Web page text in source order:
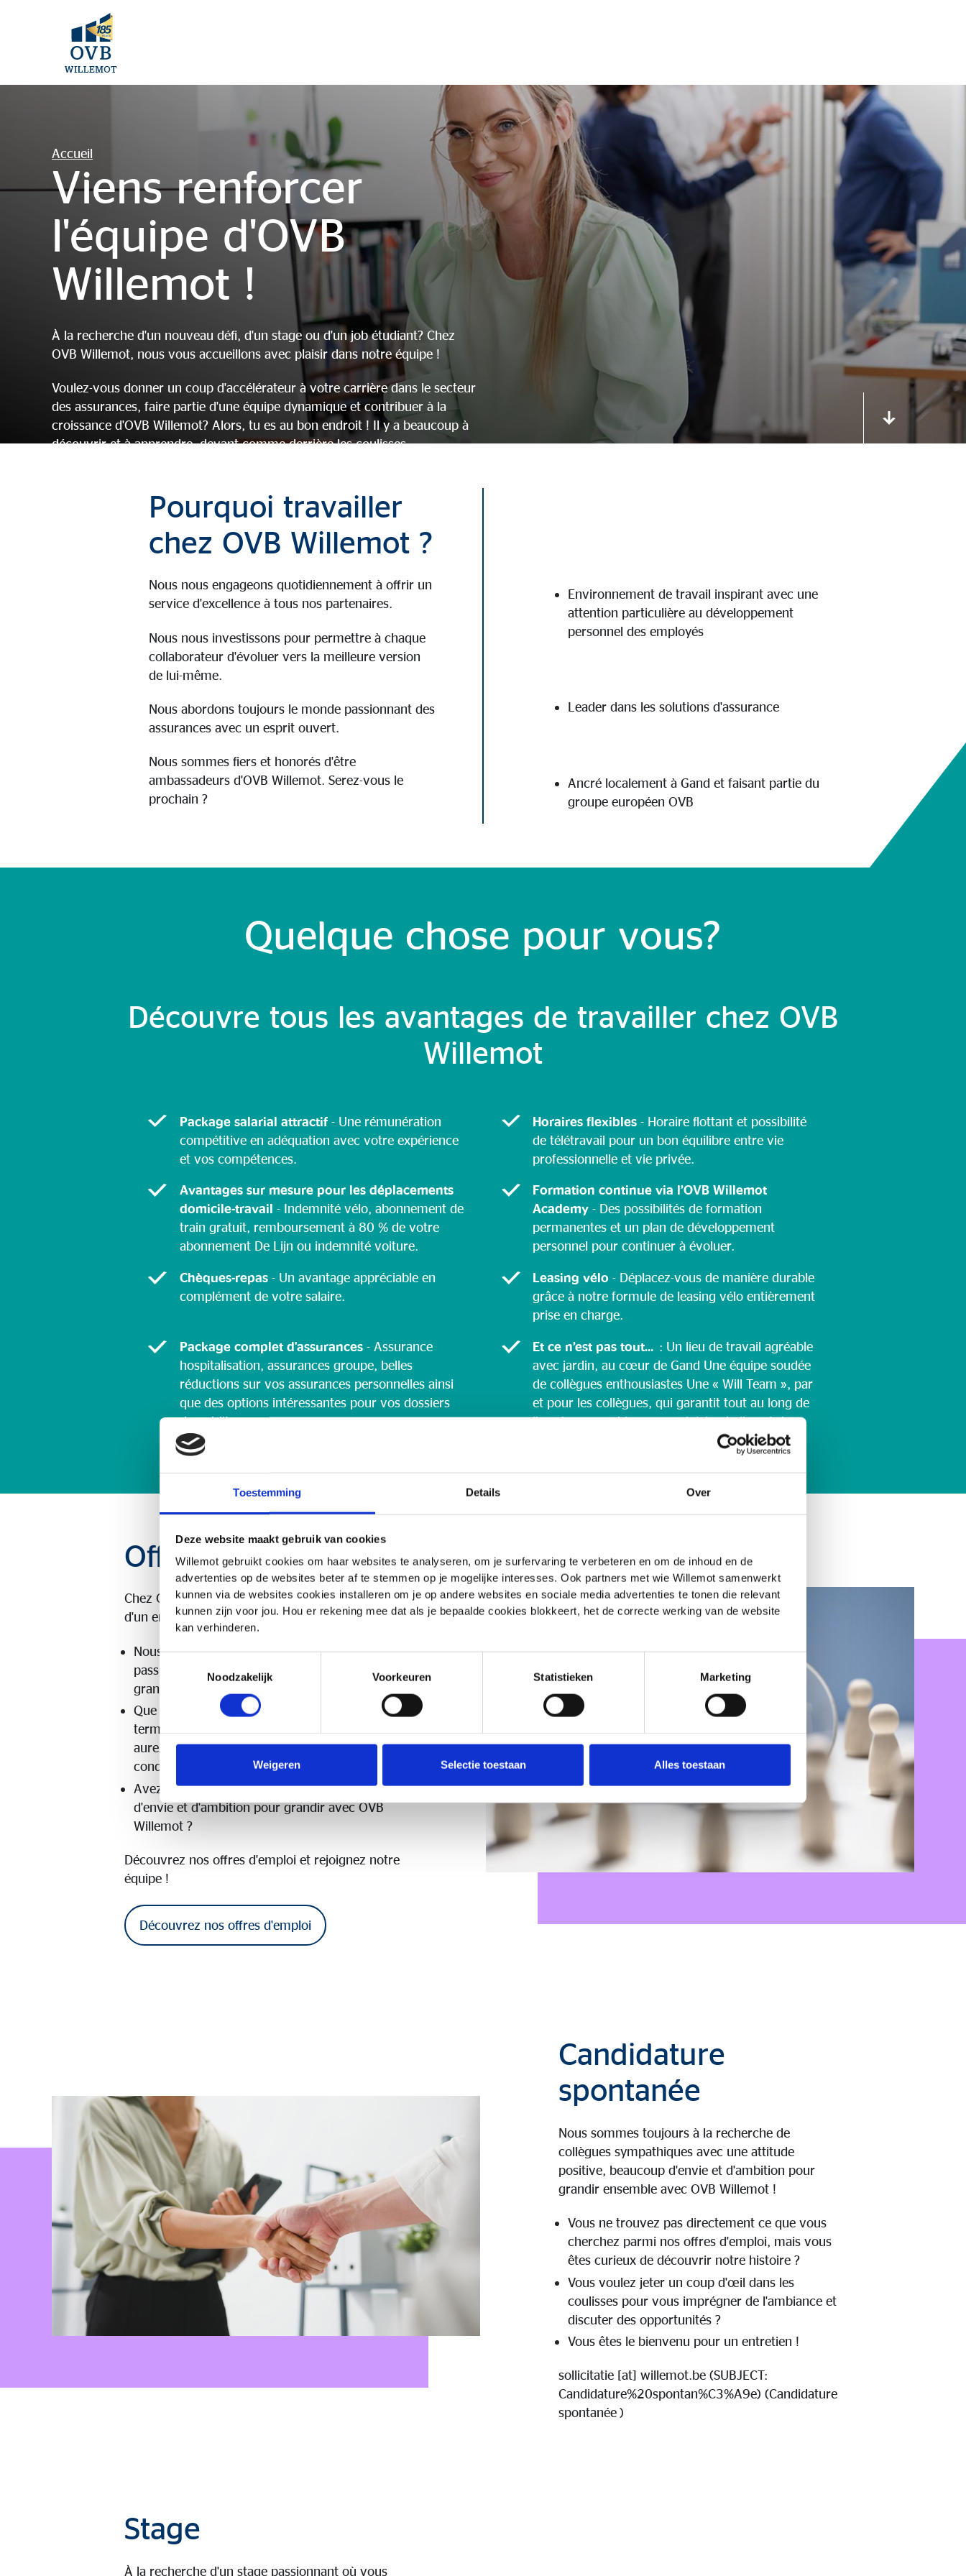
Toestemming Details Over
Deze website maakt gebruik van cookies
Willemot gebruikt cookies om haar websites te analyseren, om je surfervaring te verbeteren en om de inhoud en de
advertenties op de websites beter af te stemmen op je mogelijke interesses. Ook partners met wie Willemot samenwerkt
kunnen via de websites cookies installeren om je op andere websites en sociale media advertenties te tonen die relevant
kunnen zijn voor jou. Hou er rekening mee dat als je bepaalde cookies blokkeert, het de correcte werking van de website
kan verhinderen.
Toestemmingsselectie
Noodzakelijk
Voorkeuren Statistieken Marketing
Weigeren Selectie toestaan Alles toestaan
Accueil
Viens renforcer
l'équipe d'OVB
Willemot !
À la recherche d'un nouveau défi, d'un stage ou d'un job étudiant? Chez
OVB Willemot, nous vous accueillons avec plaisir dans notre équipe !
Voulez-vous donner un coup d'accélérateur à votre carrière dans le secteur
des assurances, faire partie d'une équipe dynamique et contribuer à la
croissance d'OVB Willemot? Alors, tu es au bon endroit ! Il y a beaucoup à
découvrir et à apprendre, devant comme derrière les coulisses.
Candidature spontanée
Pourquoi travailler
chez OVB Willemot ?
Nous nous engageons quotidiennement à offrir un
service d'excellence à tous nos partenaires.
Nous nous investissons pour permettre à chaque
collaborateur d'évoluer vers la meilleure version
de lui-même.
Nous abordons toujours le monde passionnant des
assurances avec un esprit ouvert.
Nous sommes fiers et honorés d'être
ambassadeurs d'OVB Willemot. Serez-vous le
prochain ?
Environnement de travail inspirant avec une
attention particulière au développement
personnel des employés
Leader dans les solutions d'assurance
Ancré localement à Gand et faisant partie du
groupe européen OVB
Quelque chose pour vous?
Découvre tous les avantages de travailler chez OVB
Willemot
Package salarial attractif - Une rémunération
compétitive en adéquation avec votre expérience
et vos compétences.
Horaires flexibles - Horaire flottant et possibilité
de télétravail pour un bon équilibre entre vie
professionnelle et vie privée.
Avantages sur mesure pour les déplacements
domicile-travail - Indemnité vélo, abonnement de
train gratuit, remboursement à 80 % de votre
abonnement De Lijn ou indemnité voiture.
Formation continue via l’OVB Willemot
Academy - Des possibilités de formation
permanentes et un plan de développement
personnel pour continuer à évoluer.
Chèques-repas - Un avantage appréciable en
complément de votre salaire.
Leasing vélo - Déplacez-vous de manière durable
grâce à notre formule de leasing vélo entièrement
prise en charge.
Package complet d'assurances - Assurance
hospitalisation, assurances groupe, belles
réductions sur vos assurances personnelles ainsi
que des options intéressantes pour vos dossiers
de crédit.
Et ce n’est pas tout… : Un lieu de travail agréable
avec jardin, au cœur de Gand Une équipe soudée
de collègues enthousiastes Une « Will Team », par
et pour les collègues, qui garantit tout au long de
l’année une ambiance conviviale, du lien et des
Offres d'emploi
Chez OVB Willemot, nous croyons en la création
d'un environnement où le talent peut s'épanouir.
Nous recherchons des professionnels
passionnés qui, comme nous, attachent une
grande importance à l'orientation client.
Que vous ayez de l'expérience ou que vous
terminez tout juste vos études, chez nous, vous
aurez l'occasion de vous développer et de
conquérir le monde des assurances à nos côtés.
Avez-vous une mentalité positive, beaucoup
d'envie et d'ambition pour grandir avec OVB
Willemot ?
Découvrez nos offres d'emploi et rejoignez notre
équipe !
Découvrez nos offres d'emploi
Candidature
spontanée
Nous sommes toujours à la recherche de
collègues sympathiques avec une attitude
positive, beaucoup d'envie et d'ambition pour
grandir ensemble avec OVB Willemot !
Vous ne trouvez pas directement ce que vous
cherchez parmi nos offres d'emploi, mais vous
êtes curieux de découvrir notre histoire ?
Vous voulez jeter un coup d'œil dans les
coulisses pour vous imprégner de l'ambiance et
discuter des opportunités ?
Vous êtes le bienvenu pour un entretien !
sollicitatie[at] willemot.be(SUBJECT:
Candidature%20spontan%C3%A9e) (Candidature
spontanée )
Stage
À la recherche d'un stage passionnant où vous